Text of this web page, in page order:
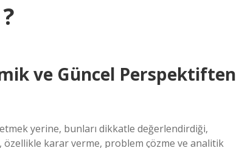
ve Güncel Perspektiften
yerine, bunları dikkatle değerlendirdiği,
özellikle karar verme, problem çözme ve analitik